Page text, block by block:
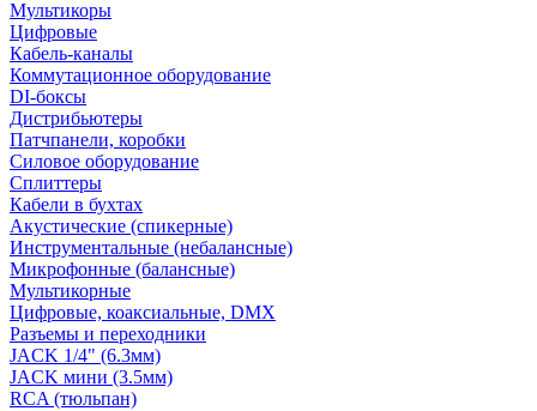
Мультикоры
Цифровые
Кабель-каналы
Коммутационное оборудование
DI-боксы
Дистрибьютеры
Патчпанели, коробки
Силовое оборудование
Сплиттеры
Кабели в бухтах
Акустические (спикерные)
Инструментальные (небалансные)
Микрофонные (балансные)
Мультикорные
Цифровые, коаксиальные, DMX
Разъемы и переходники
JACK 1/4" (6.3мм)
JACK мини (3.5мм)
RCA (тюльпан)